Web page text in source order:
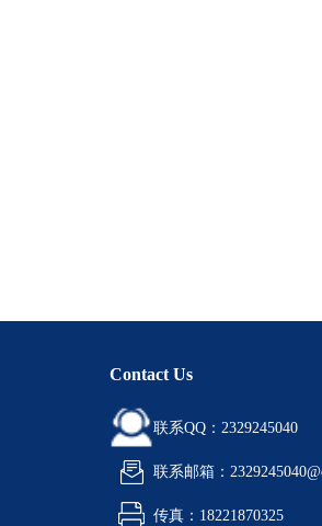
Contact Us
联系QQ：2329245040
联系邮箱：
传真：18221870325